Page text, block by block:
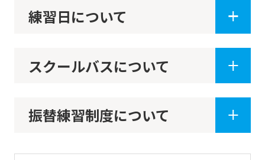
練習日について
スクールバスについて
振替練習制度について
will
translated